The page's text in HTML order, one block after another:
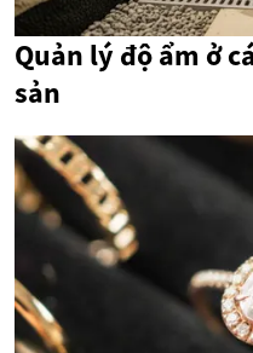
Quản lý độ ẩm ở
sản